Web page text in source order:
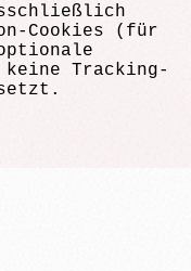
Cookies (für
keine Tracking-